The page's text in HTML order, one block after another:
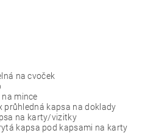
na cvoček
mince
průhledná kapsa na doklady
vizitky
pod kapsami na karty